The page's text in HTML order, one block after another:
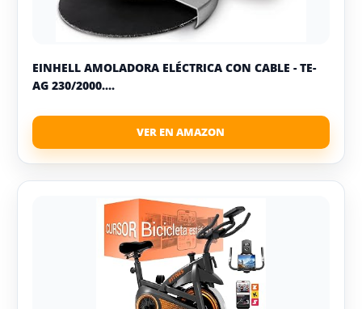
EINHELL AMOLADORA ELÉCTRICA CON CABLE - TE-
AG 230/2000....